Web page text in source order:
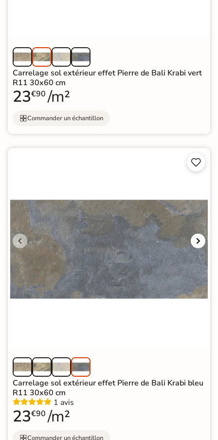
Carrelage sol extérieur effet Pierre de Bali Krabi vert
R11 30x60 cm
23€90 /m²
Commander un échantillon


Carrelage sol extérieur effet Pierre de Bali Krabi bleu
R11 30x60 cm
1 avis
23€90 /m²
Commander un échantillon